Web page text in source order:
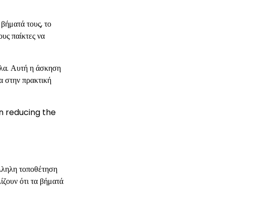
τους, το
παίκτες να
Αυτή η άσκηση
στην πρακτική
reducing the
τοποθέτηση
ότι τα βήματά